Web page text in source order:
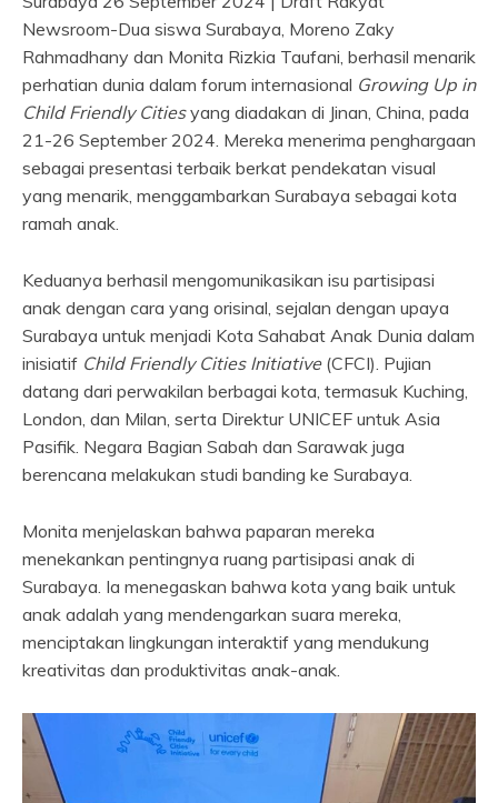
Newsroom-Dua siswa Surabaya, Moreno Zaky
Rahmadhany dan Monita Rizkia Taufani, berhasil menarik
perhatian dunia dalam forum internasional Growing Up in
Child Friendly Citiesyang diadakan di Jinan, China, pada
21-26 September 2024. Mereka menerima penghargaan
sebagai presentasi terbaik berkat pendekatan visual
yang menarik, menggambarkan Surabaya sebagai kota
ramah anak.
Keduanya berhasil mengomunikasikan isu partisipasi
anak dengan cara yang orisinal, sejalan dengan upaya
Surabaya untuk menjadi Kota Sahabat Anak Dunia dalam
inisiatif Child Friendly Cities Initiative(CFCI). Pujian
datang dari perwakilan berbagai kota, termasuk Kuching,
London, dan Milan, serta Direktur UNICEF untuk Asia
Pasifik. Negara Bagian Sabah dan Sarawak juga
berencana melakukan studi banding ke Surabaya.
Monita menjelaskan bahwa paparan mereka
menekankan pentingnya ruang partisipasi anak di
Surabaya. Ia menegaskan bahwa kota yang baik untuk
anak adalah yang mendengarkan suara mereka,
menciptakan lingkungan interaktif yang mendukung
kreativitas dan produktivitas anak-anak.